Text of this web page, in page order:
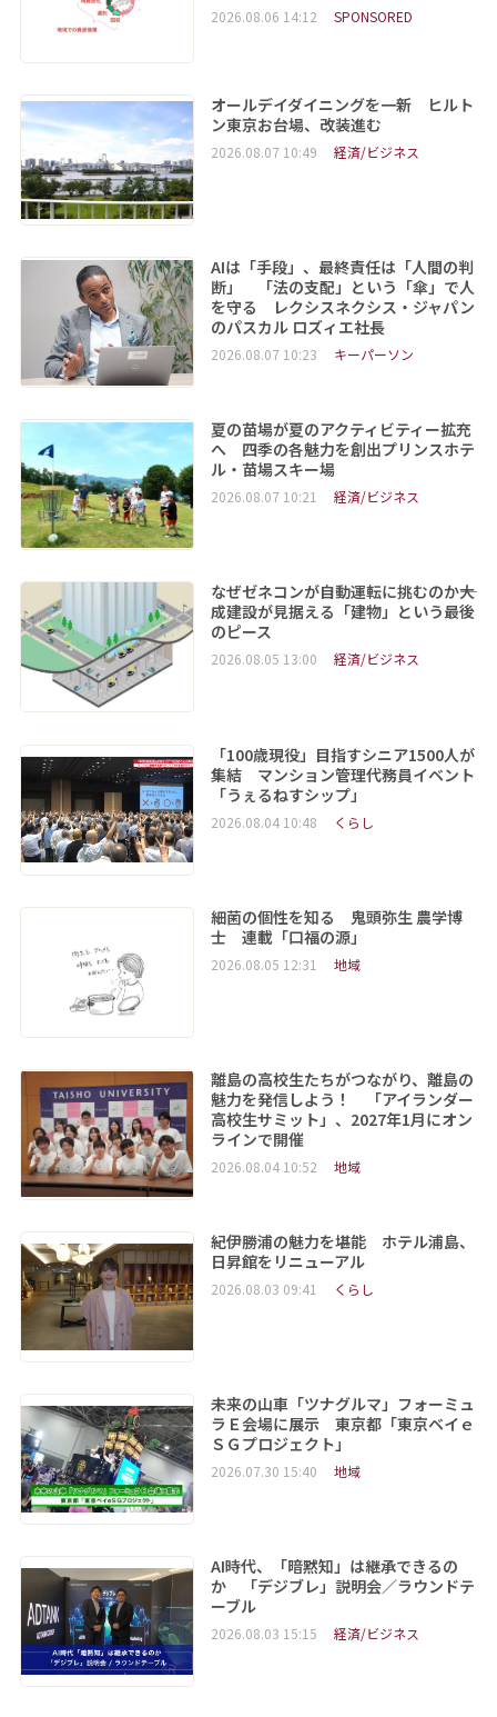
2026.08.06 14:12 SPONSORED
オールデイダイニングを一新 ヒルト
ン東京お台場、改装進む
2026.08.07 10:49 経済/ビジネス
AIは「手段」、最終責任は「人間の判
断」 「法の支配」という「傘」で人
を守る レクシスネクシス・ジャパン
のパスカル ロズィエ社長
2026.08.07 10:23 キーパーソン
夏の苗場が夏のアクティビティー拡充
へ 四季の各魅力を創出プリンスホテ
ル・苗場スキー場
2026.08.07 10:21 経済/ビジネス
なぜゼネコンが自動運転に挑むのか――大
成建設が見据える「建物」という最後
のピース
2026.08.05 13:00 経済/ビジネス
「100歳現役」目指すシニア1500人が
集結 マンション管理代務員イベント
「うぇるねすシップ」
2026.08.04 10:48 くらし
細菌の個性を知る 鬼頭弥生 農学博
士 連載「口福の源」
2026.08.05 12:31 地域
離島の高校生たちがつながり、離島の
魅力を発信しよう！ 「アイランダー
高校生サミット」、2027年1月にオン
ラインで開催
2026.08.04 10:52 地域
紀伊勝浦の魅力を堪能 ホテル浦島、
日昇館をリニューアル
2026.08.03 09:41 くらし
未来の山車「ツナグルマ」フォーミュ
ラＥ会場に展示 東京都「東京ベイｅ
ＳＧプロジェクト」
2026.07.30 15:40 地域
AI時代、「暗黙知」は継承できるの
か 「デジブレ」説明会／ラウンドテ
ーブル
2026.08.03 15:15 経済/ビジネス